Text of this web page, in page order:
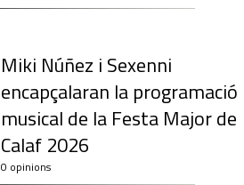
Miki Núñez i Sexenni
encapçalaran la programació
musical de la Festa Major de
Calaf 2026
0 opinions